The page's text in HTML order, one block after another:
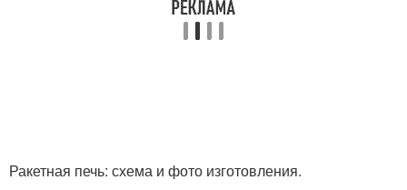
Ракетная печь: схема и фото изготовления.